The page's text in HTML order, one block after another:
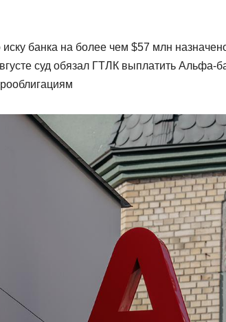
банка на более чем $57 млн
суд обязал ГТЛК выплатить Альфа-